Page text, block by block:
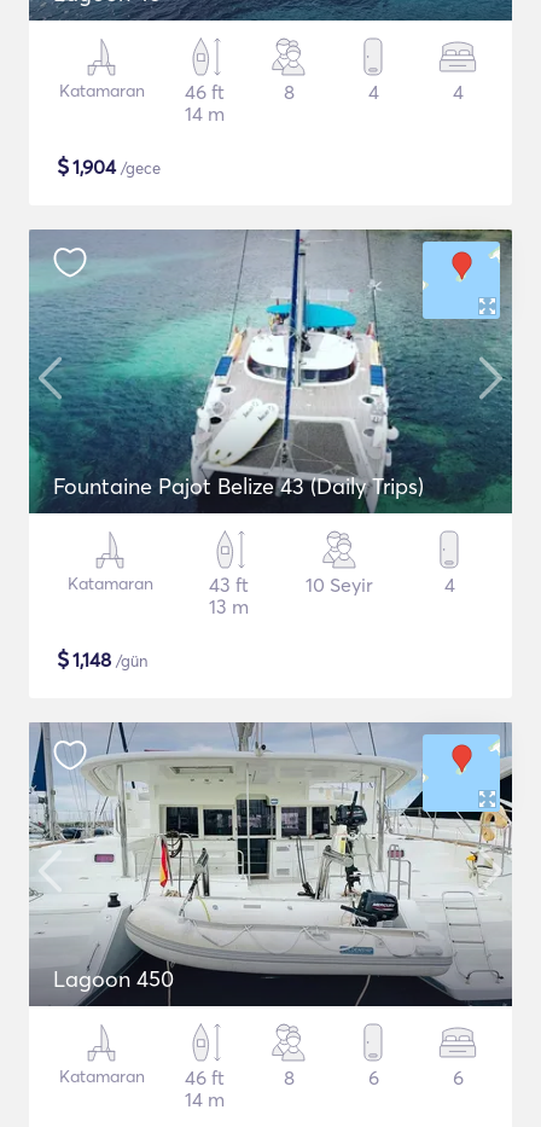
Katamaran
46 ft
14 m
8 4 4
$1,904/gece
Fountaine Pajot Belize 43 (Daily Trips)
Katamaran
43 ft
13 m
10 Seyir 4
$1,148 /gün
Lagoon 450
Katamaran
46 ft
14 m
8 6 6